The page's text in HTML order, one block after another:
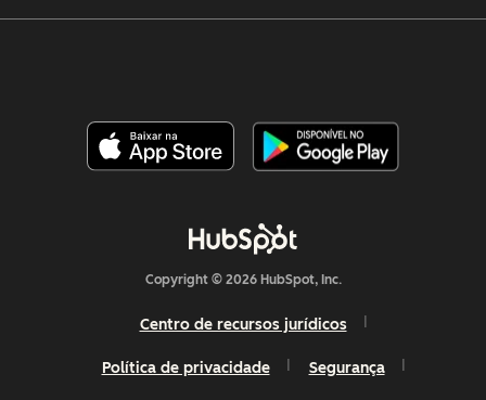
Copyright © 2026 HubSpot, Inc.
Centro de recursos jurídicos
Política de privacidade Segurança